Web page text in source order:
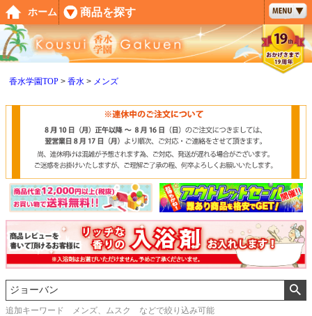
香水学園TOP 香水 メンズ
追加キーワード メンズ、ムスク などで絞り込み可能
ペー
ジト
ップ
へ
ホーム 商品を探す